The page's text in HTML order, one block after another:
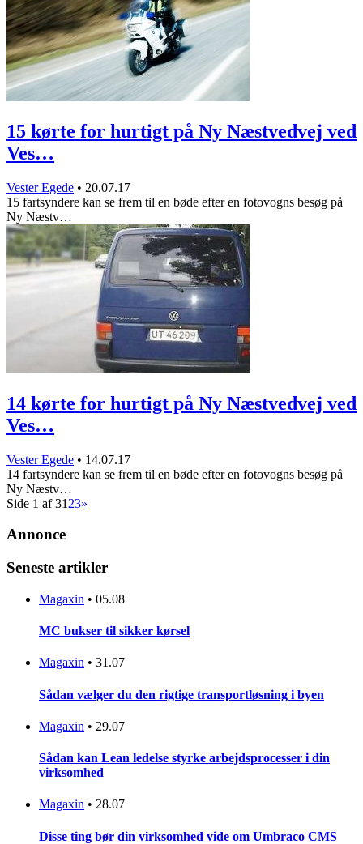
15 kørte for hurtigt på Ny Næstvedvej ved
Ves…
Vester Egede • 20.07.17
15 fartsyndere kan se frem til en bøde efter en fotovogns besøg på
Ny Næstv…
14 kørte for hurtigt på Ny Næstvedvej ved
Ves…
Vester Egede • 14.07.17
14 fartsyndere kan se frem til en bøde efter en fotovogns besøg på
Ny Næstv…
Side 1 af 31 23»
Annonce
Seneste artikler
Magaxin • 05.08
MC bukser til sikker kørsel
Magaxin • 31.07
Sådan vælger du den rigtige transportløsning i byen
Magaxin • 29.07
Sådan kan Lean ledelse styrke arbejdsprocesser i din
virksomhed
Magaxin • 28.07
Disse ting bør din virksomhed vide om Umbraco CMS